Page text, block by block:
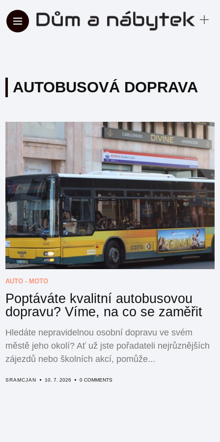
AUTOBUSOVÁ DOPRAVA
AUTO - MOTO
Poptáváte kvalitní autobusovou
dopravu? Víme, na co se zaměřit
Hledáte nepravidelnou osobní dopravu ve svém
městě jeho okolí? Ať už jste pořadateli nejrůznějších
zájezdů nebo školních akcí, pomůže...
SRAMCJAN 10. 7. 2026 0 COMMENTS